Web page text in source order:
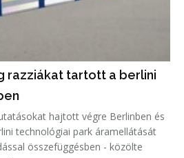
razziákat tartott a berlini
hajtott végre Berlinben és
technológiai park áramellátását
összefüggésben - közölte